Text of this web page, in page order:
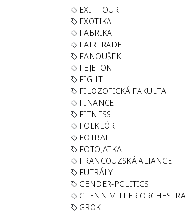
EXIT TOUR
EXOTIKA
FABRIKA
FAIRTRADE
FANOUŠEK
FEJETON
FIGHT
FILOZOFICKÁ FAKULTA
FINANCE
FITNESS
FOLKLÓR
FOTBAL
FOTOJATKA
FRANCOUZSKÁ ALIANCE
FUTRÁLY
GENDER-POLITICS
GLENN MILLER ORCHESTRA
GROK